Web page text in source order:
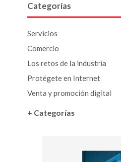
Categorías
Servicios
Comercio
Los retos de la industria
Protégete en Internet
Venta y promoción digital
+ Categorías